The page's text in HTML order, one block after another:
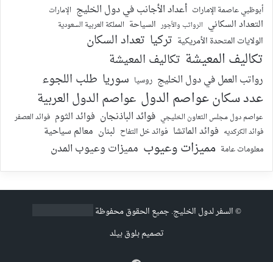
أبوظبي عاصمة الإمارات أعداد الأجانب في دول الخليج الإمارات
التعداد السكاني الرواتب والأجور السياحة المملكة العربية السعودية
الولايات المتحدة الأمريكية تركيا تعداد السكان
تكاليف المعيشة تكاليف المعيشة
رواتب العمل في دول الخليج روسيا سوريا طلب اللجوء
عدد سكان عواصم الدول عواصم الدول العربية
عواصم دول مجلس التعاون الخليجي فوائد الباذنجان فوائد الثوم فوائد العصفر
فوائد الكركديه فوائد الماتشا فوائد خل التفاح لبنان معالم سياحية
معلومات عامة مميزات وعيوب مميزات وعيوب المدن
©السفر لدول الخليج. جميع الحقوق محفوظة
تصميمبلوق بيلد